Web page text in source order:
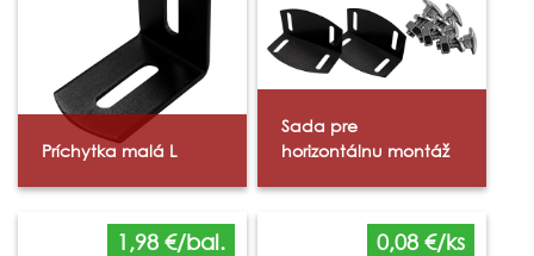
Príchytka malá L
Sada pre
horizontálnu montáž
1,98 €/bal. 0,08 €/ks